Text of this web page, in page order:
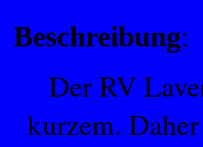
Beschreibung:
Der RV
kurzem.